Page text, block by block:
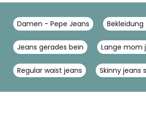
Damen - Pepe Jeans
Jeans gerades bein Lange mom
Regular waist jeans Skinny jeans